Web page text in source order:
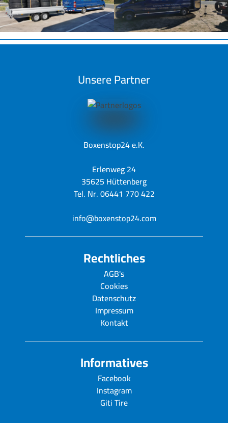
Unsere Partner
Boxenstop24 e.K.
Erlenweg 24
35625 Hüttenberg
Tel. Nr. 06441 770 422
info@boxenstop24.com
Rechtliches
AGB's
Cookies
Datenschutz
Impressum
Kontakt
Informatives
Facebook
Instagram
Giti Tire